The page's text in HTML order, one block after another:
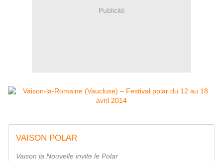
Publicité
VAISON POLAR
Vaison la Nouvelle invite le Polar